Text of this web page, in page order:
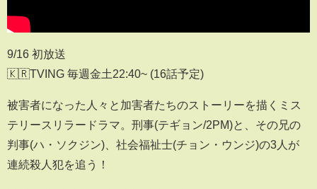
9/16 初放送
🇰🇷TVING 毎週金土22:40~ (16話予定)
被害者になった人々と加害者たちのストーリーを描くミス
テリースリラードラマ。刑事(テギョン/2PM)と、その兄の
判事(ハ・ソクジン)、社会福祉士(チョン・ウンジ)の3人が
連続殺人犯を追う！